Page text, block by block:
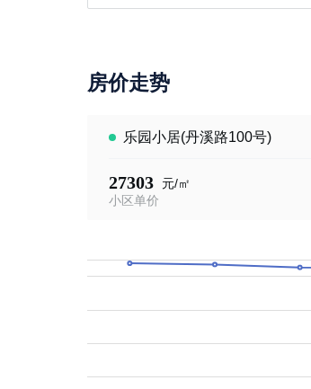
房价走势
乐园小居(丹溪路100号)
27303
元/㎡
小区单价